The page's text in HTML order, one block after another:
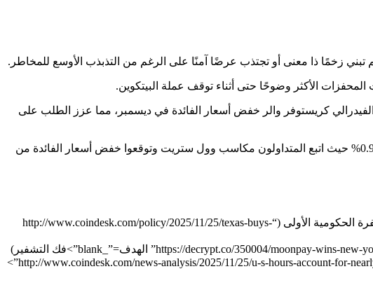
بنسبة 1٪ تقريبًا بعد أن أيد محافظ بنك الاحتياطي الفيدرالي كريستوفر والر خفض أسعار الفائدة في ديسمبر، مما عزز الطلب على
افتتحت أسواق آسيا والمحيط الهادئ على ارتفاع يوم الأربعاء، مع ارتفاع مؤشري نيكي 225 وتوبيكس اليابانيين بنسبة 0.9% حيث اتبع المتداولون مكاسب وول ستريت وتوقعوا خفض أسعار الفائدة من
تكساس تشتري ٥ ملايين دولار من صندوق بيتكوين المتداول في البورصة مع توجه الولايات نحو احتياطيات العملات المشفرة الحكومية الأولى (“http://www.coindesk.com/policy/2025/11/25/texas-buys-
تمثل ساعات العمل في الولايات المتحدة تقريبًا جميع خسائر بيتكوين في شهر نوفمبر (“http://www.coindesk.com/news-analysis/2025/11/25/u-s-hours-account-for-nearly-all-of-bitcoin-s-november-losses”>